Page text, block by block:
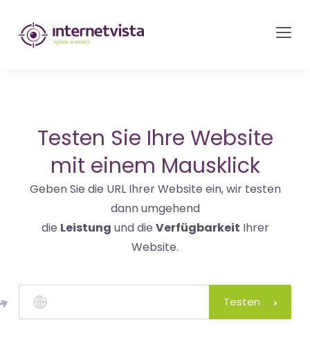
internetvista
Monitoring
Websites
und
Internet-
Diensten
Uptime
Testen Sie Ihre Website
mit einem Mausklick
Geben Sie die URL Ihrer Website ein, wir testen
dann umgehend
die Leistung und die Verfügbarkeit Ihrer
Website.
Testen